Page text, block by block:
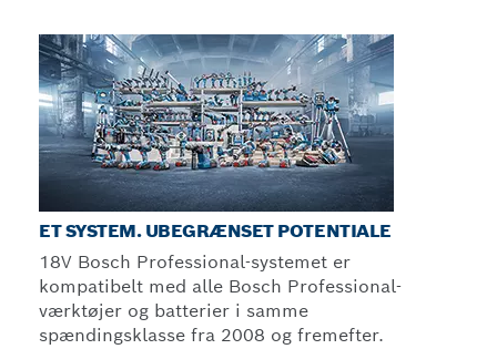
ET SYSTEM. UBEGRÆNSET POTENTIALE
18V Bosch Professional-systemet er
kompatibelt med alle Bosch Professional-
værktøjer og batterier i samme
spændingsklasse fra 2008 og fremefter.